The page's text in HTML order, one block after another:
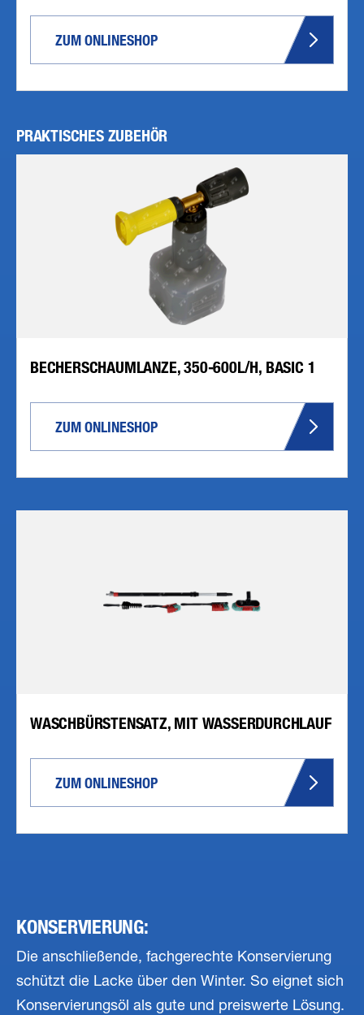
ZUM ONLINESHOP
PRAKTISCHES ZUBEHÖR
BECHERSCHAUMLANZE, 350-600L/H, BASIC 1
ZUM ONLINESHOP
WASCHBÜRSTENSATZ, MIT WASSERDURCHLAUF
ZUM ONLINESHOP
KONSERVIERUNG:
Die anschließende, fachgerechte Konservierung
schützt die Lacke über den Winter. So eignet sich
Konservierungsöl als gute und preiswerte Lösung.